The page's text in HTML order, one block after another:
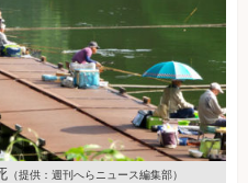
（提供：週刊へらニュース編集部）